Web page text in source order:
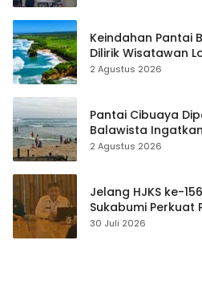
Keindahan Pantai
Dilirik Wisatawan
2 Agustus 2026
Pantai Cibuaya
Balawista
Waspada
2 Agustus 2026
Jelang HJKS ke-
Sukabumi Perkuat
Publikasi Digital
30 Juli 2026